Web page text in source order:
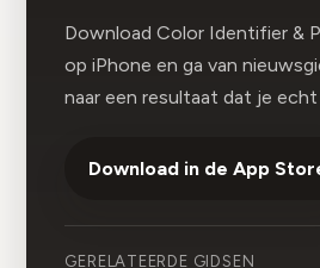
Download Color Identifier &
op iPhone en ga van
naar een resultaat dat je
Download in de App
GERELATEERDE GIDSEN